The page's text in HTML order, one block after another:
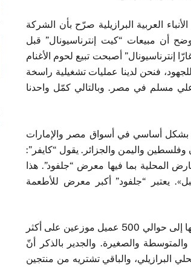
العربية البرازيلية صرّح بأن الشركة
أن مبيعات “كيت إنترناسيونال” قبل
إنترناسيونال” أصبحت تبيع لحوم الأغنام
فنحن لدينا عمليات تشغيلية راسخة
مسلم في مصر. وبالتالي كمّل واحدنا
بشكل أساسي في أسواق مصر والإمارات
واليمن والجزائر. يقول “كايفر”:
المحلية بما فيها معرض “جلفود”. هذا
يعتبر “جلفود” أكبر معرض للأطعمة
تبلغ تعاملات الشركة سنوياً حوالي 120 ألف طن من البروتين الحيواني ، يتم بيعها إلى حوالي 500 عميل موزعين على أكثر
والصغيرة. والجدير بالذكر أنّ
البرازيلي، والباقي تشتريه من منتجين